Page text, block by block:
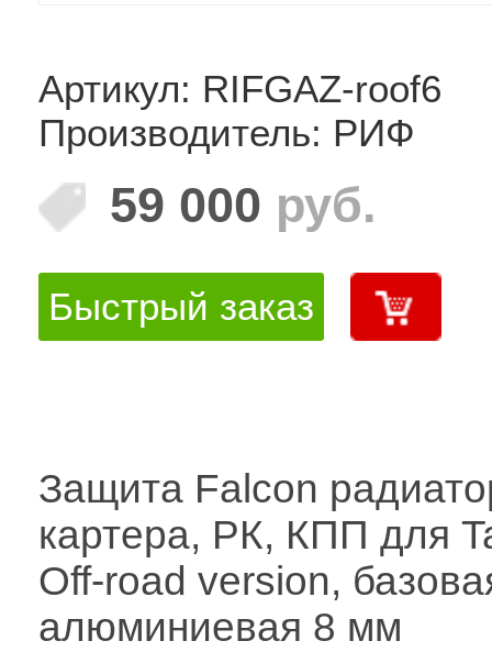
Артикул: RIFGAZ-roof6
Производитель: РИФ
59 000 руб.
Быстрый заказ
Защита Falcon
картера, РК, КПП для
Off-road version,
алюминиевая 8 мм